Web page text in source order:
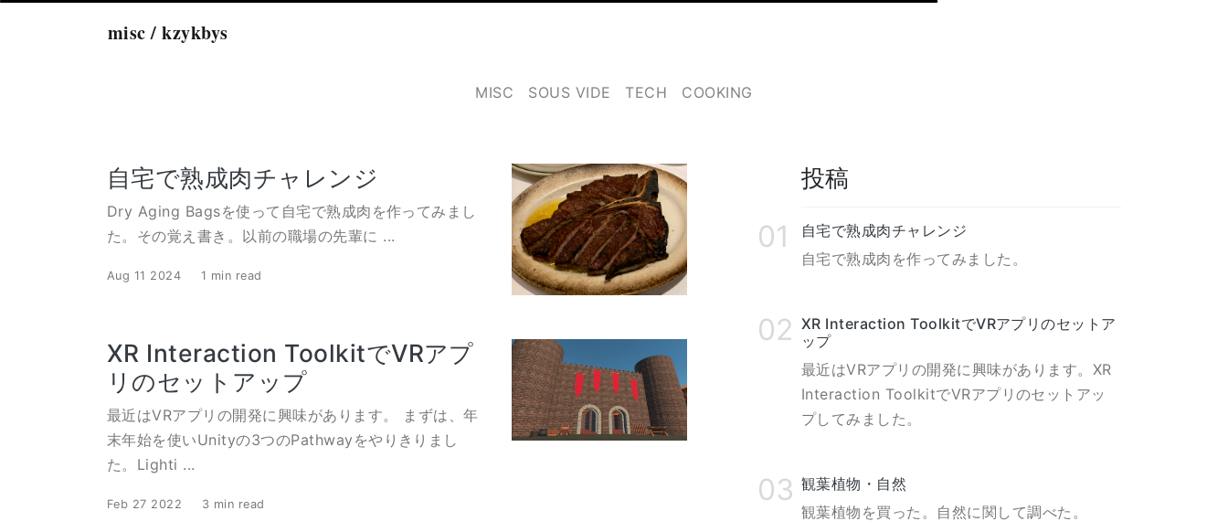
misc / kzykbys
MISC SOUS VIDE TECH COOKING
自宅で熟成肉チャレンジ
Dry Aging Bagsを使って自宅で熟成肉を作ってみまし
た。その覚え書き。以前の職場の先輩に ...
Aug 11 2024 1 min read
XR Interaction ToolkitでVRアプ
リのセットアップ
最近はVRアプリの開発に興味があります。 まずは、年
末年始を使いUnityの3つのPathwayをやりきりまし
た。Lighti ...
Feb 27 2022 3 min read
投稿
自宅で熟成肉チャレンジ
自宅で熟成肉を作ってみました。
XR Interaction ToolkitでVRアプリのセットア
ップ
最近はVRアプリの開発に興味があります。XR
Interaction ToolkitでVRアプリのセットアッ
プしてみました。
観葉植物・自然
観葉植物を買った。自然に関して調べた。